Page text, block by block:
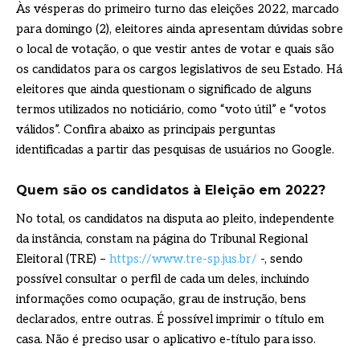
Às vésperas do primeiro turno das eleições 2022, marcado
para domingo (2), eleitores ainda apresentam dúvidas sobre
o local de votação, o que vestir antes de votar e quais são
os candidatos para os cargos legislativos de seu Estado. Há
eleitores que ainda questionam o significado de alguns
termos utilizados no noticiário, como “voto útil” e “votos
válidos”. Confira abaixo as principais perguntas
identificadas a partir das pesquisas de usuários no Google.
Quem são os candidatos à Eleição em 2022?
No total, os candidatos na disputa ao pleito, independente
da instância, constam na página do Tribunal Regional
Eleitoral (TRE) – https://www.tre-sp.jus.br/ -, sendo
possível consultar o perfil de cada um deles, incluindo
informações como ocupação, grau de instrução, bens
declarados, entre outras. É possível imprimir o título em
casa. Não é preciso usar o aplicativo e-título para isso.